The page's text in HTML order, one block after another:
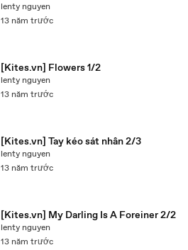
lenty nguyen
13 năm trước
[Kites.vn] Flowers 1/2
lenty nguyen
13 năm trước
[Kites.vn] Tay kéo sát nhân 2/3
lenty nguyen
13 năm trước
[Kites.vn] My Darling Is A Foreiner 2/2
lenty nguyen
13 năm trước